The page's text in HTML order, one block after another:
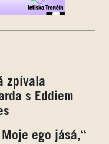
zpívala
s Eddiem
ego jásá,“